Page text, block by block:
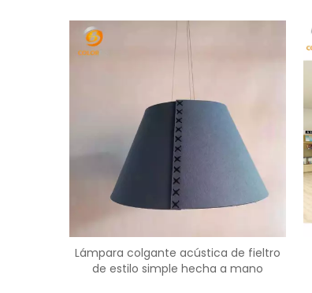
Lámpara colgante acústica de fieltro
de estilo simple hecha a mano